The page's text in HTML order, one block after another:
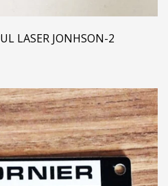
LASER JONHSON-2